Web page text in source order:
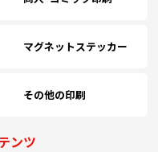
マグネットステッカー
その他の印刷
ンツ